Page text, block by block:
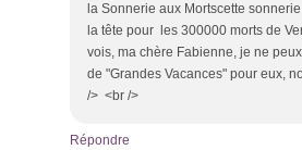
la Sonnerie aux Mortscette
la tête pour les 300000 morts de
vois, ma chère Fabienne, je ne
de "Grandes Vacances" pour eux,
/> <br />
Répondre